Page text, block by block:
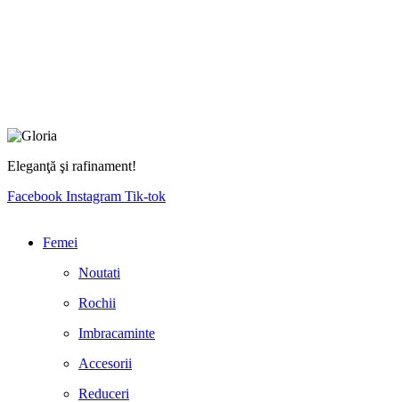
Eleganţă şi rafinament!
Facebook Instagram Tik-tok
Femei
Noutati
Rochii
Imbracaminte
Accesorii
Reduceri